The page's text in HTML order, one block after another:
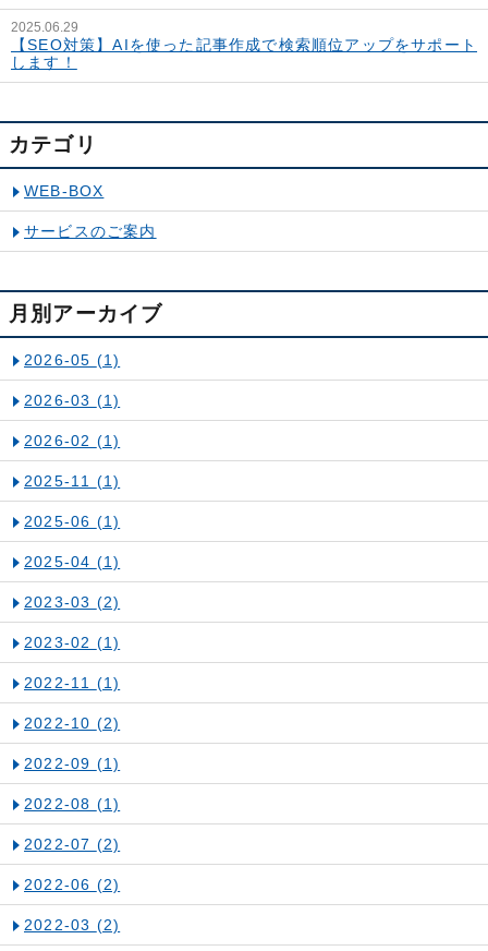
2025.06.29
【SEO対策】AIを使った記事作成で検索順位アップをサポート
します！
カテゴリ
WEB-BOX
サービスのご案内
月別アーカイブ
2026-05 (1)
2026-03 (1)
2026-02 (1)
2025-11 (1)
2025-06 (1)
2025-04 (1)
2023-03 (2)
2023-02 (1)
2022-11 (1)
2022-10 (2)
2022-09 (1)
2022-08 (1)
2022-07 (2)
2022-06 (2)
2022-03 (2)